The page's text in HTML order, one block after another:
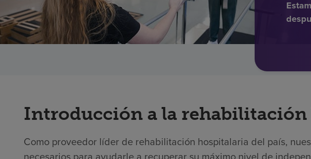
Introducción a la
Como proveedor líder de rehabilitación hospitalaria del país,